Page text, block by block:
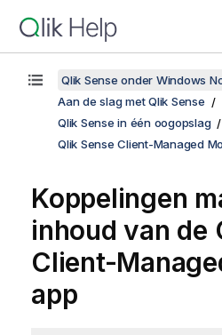
Qlik Sense onder Windows
Aan de slag met Qlik Sense
Qlik Sense in één oogopslag
Qlik Sense Client-Managed
Koppelingen
inhoud van de
Client-
app